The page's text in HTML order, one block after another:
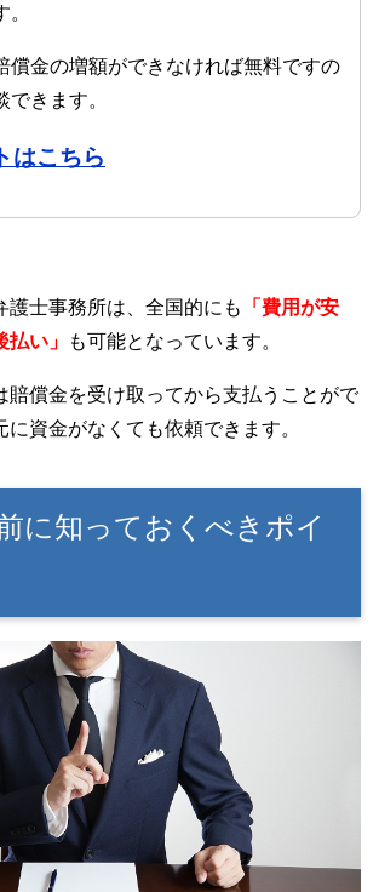
償金の増額ができなければ無料ですの
できます。
はこちら
護士事務所は、全国的にも
「費用が安
払い」 も可能となっています。
賠償金を受け取ってから支払うことがで
に資金がなくても依頼できます。
に知っておくべきポイ